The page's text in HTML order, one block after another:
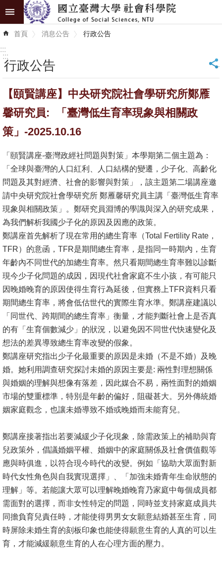
跳到主要內容區塊
進
階
識
學
術
單
位
研
究
消
息
公
告
國
際
化
高
教
深
耕
辦
及
文
件
心
輔
&
學
輔
首頁 消息公告 行政公告
:::
:::
行政公告 _
【頤賢講座】中央研究院社會學研究所鄭雁
馨研究員: 「臺灣低生育率現象與相關政
策」-2025.10.16
「頤賢講座-臺灣政經社問題與對策」本學期第二個主題為：
「全球與臺灣的人口紅利、人口結構的變遷，少子化、高齡化
問題及其對經濟、社會的影響與對策」，該主題第二場講座邀
請中央研究院社會學研究所 鄭雁馨研究員主講「臺灣低生育率
現象與相關政策」。鄭研究員淵博的學識與深入的研究成果，
為我們解析我國少子化的原因及因應的政策。
鄭講座首先解析了現在常用的總生育率（Total Fertility Rate，
TFR）的意函，TFR是期間總生育率，是指同一時期內，生育
年齡內不同世代的加總生育率。然只看期間總生育率難以診斷
現今少子化問題的成因，因現代社會家庭不生小孩，有可能只
因晚婚晚育的原因使得生育行為延後，但實務上TFR資料只看
期間總生育率，將會低估世代的實際生育水準。鄭講座建議以
「同世代、跨期間的總生育率」衡量，才能判斷社會上是否真
的有「生育個數減少」的狀況，以避免因不同世代快速變化及
想法的差異導致總生育率改變的假象。
鄭講座研究指出少子化最重要的原因是未婚（不是不婚）及晚
婚。她利用調查研究探討未婚的原因主要是: 兩性對理想關係
與婚姻的理解與想像有落差，因此媒合不易，兩性面對的婚姻
市場的雙重標準，特別是年齡的偏好，阻礙甚大。另外傳統婚
姻家庭觀念，也讓未婚導致不婚或晚婚而未能育兒。
鄭講座接著指出若要減緩少子化現象，除需政策上的補助與育
兒政策外，倡議婚姻平權、婚姻中的家庭關係及社會價值觀等
應與時俱進，以符合現今時代的改變。例如「協助大眾面對新
時代女性角色與自我實現選擇」、「加強未婚青年生命狀態的
理解」等。若能讓大眾可以理解晚婚晚育乃家庭中每個成員都
需面對的選擇，而非女性特定的問題，同時並支持家庭成員共
同擔負育兒責任時，才能使得男男女女願意結婚甚至生育，同
時屏除未婚生育的刻板印象也能使得願意生育的人真的可以生
育，才能減緩願意生育的人在心理方面的壓力。